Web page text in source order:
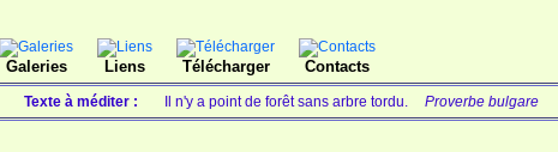
Galeries Liens Télécharger Contacts
Texte à méditer : Il n'y a point de forêt sans arbre tordu. Proverbe bulgare